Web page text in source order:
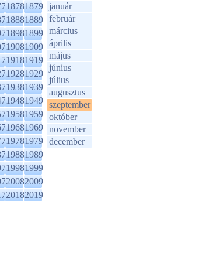
18781879
18881889
18981899
19081909
19181919
19281929
19381939
19481949
19581959
19681969
19781979
19881989
19981999
20082009
20182019
január
február
március
április
május
június
július
augusztus
szeptember
október
november
december